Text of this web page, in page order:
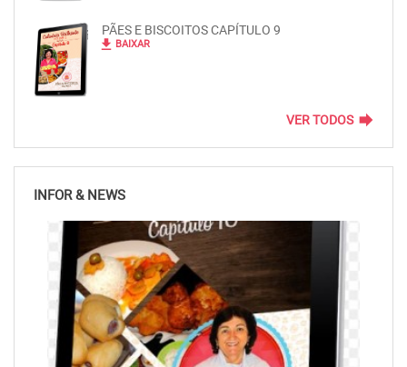
PÃES E BISCOITOS CAPÍTULO 9
file_download BAIXAR
VER TODOS forward
INFOR & NEWS